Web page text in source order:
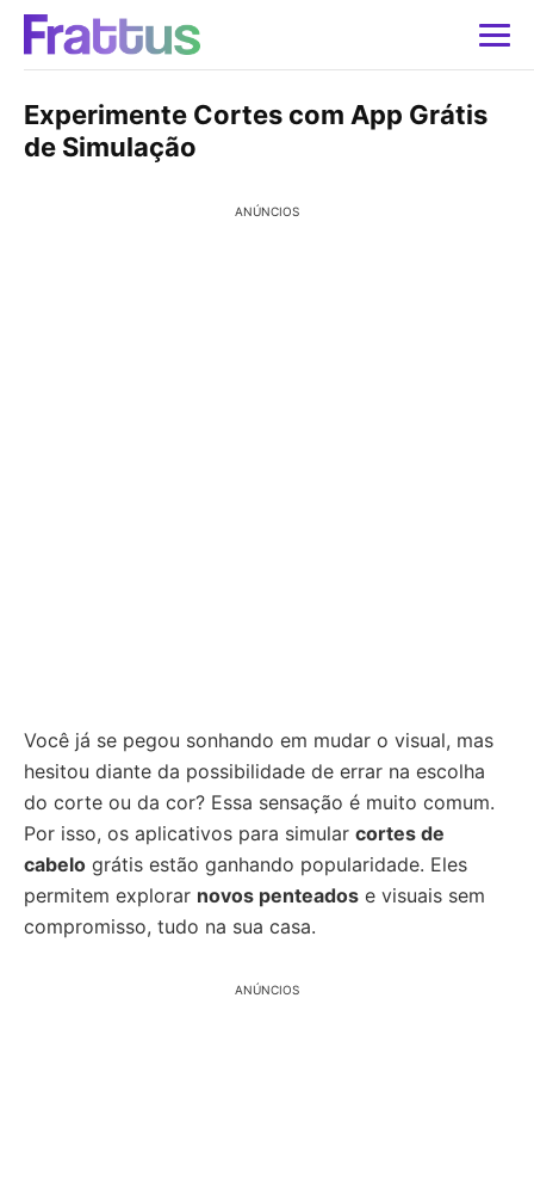
Experimente Cortes com App Grátis
de Simulação
ANÚNCIOS
Você já se pegou sonhando em mudar o visual, mas
hesitou diante da possibilidade de errar na escolha
do corte ou da cor? Essa sensação é muito comum.
Por isso, os aplicativos para simular cortes de
cabelo grátis estão ganhando popularidade. Eles
permitem explorar novos penteados e visuais sem
compromisso, tudo na sua casa.
ANÚNCIOS